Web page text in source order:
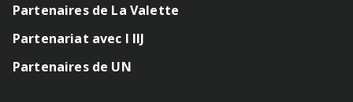
Partenaires de La Valette
Partenariat avec l IIJ
Partenaires de UN